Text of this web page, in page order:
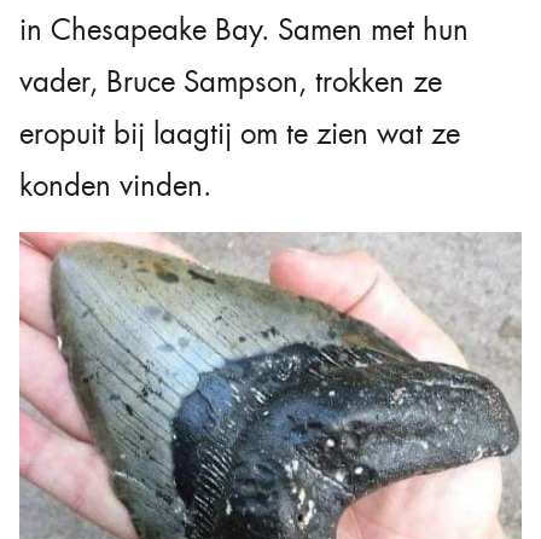
in Chesapeake Bay. Samen met hun
vader, Bruce Sampson, trokken ze
eropuit bij laagtij om te zien wat ze
konden vinden.